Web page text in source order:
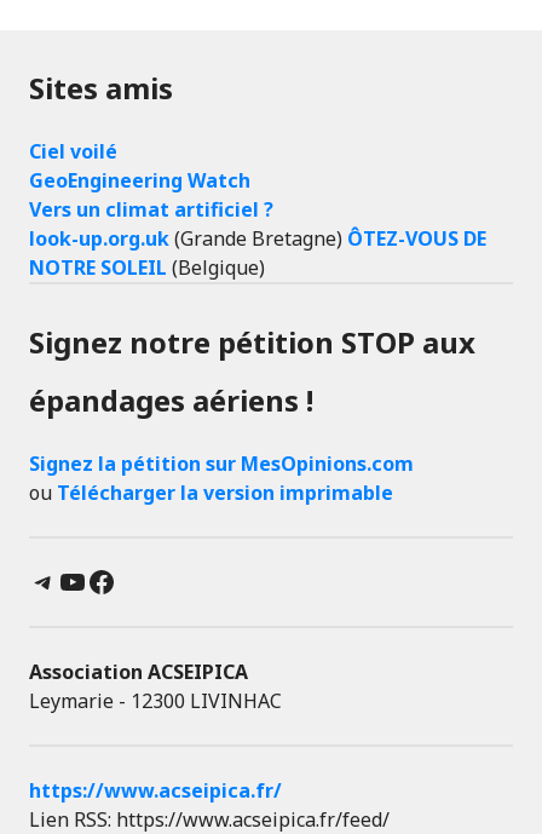
Sites amis
Ciel voilé
GeoEngineering Watch
Vers un climat artificiel ?
look-up.org.uk(Grande Bretagne) ÔTEZ-VOUS DE
NOTRE SOLEIL (Belgique)
Signez notre pétition STOP aux
épandages aériens !
Signez la pétition sur MesOpinions.com
ou Télécharger la version imprimable
Telegram
YouTube
Facebook
Association ACSEIPICA
Leymarie - 12300 LIVINHAC
https://www.acseipica.fr/
Lien RSS: https://www.acseipica.fr/feed/